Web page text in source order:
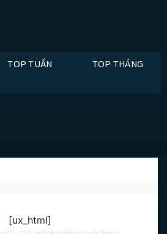
TOP TUẦN TOP THÁNG